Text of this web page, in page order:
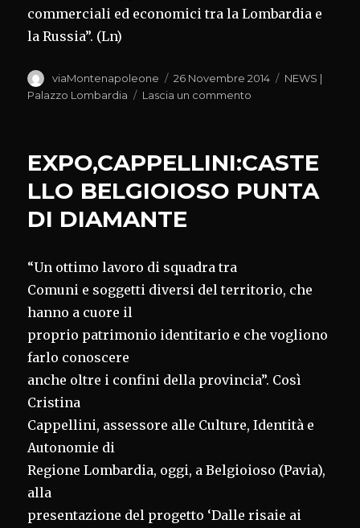
commerciali ed economici tra la Lombardia e
la Russia”. (Ln)
Autore
viaMontenapoleone
Pubblicato
il
26 Novembre 2014 Categorie
NEWS |
Palazzo Lombardia
Lascia un commento
RAPPORTI
EXPO,CAPPELLINI:CASTE
LLO BELGIOIOSO PUNTA
DI DIAMANTE
“Un ottimo lavoro di squadra tra
Comuni e soggetti diversi del territorio, che
hanno a cuore il
proprio patrimonio identitario e che vogliono
farlo conoscere
anche oltre i confini della provincia”. Così
Cristina
Cappellini, assessore alle Culture, Identità e
Autonomie di
Regione Lombardia, oggi, a Belgioioso (Pavia),
alla
presentazione del progetto ‘Dalle risaie ai